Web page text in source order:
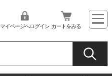
マイページへログイン カートをみる